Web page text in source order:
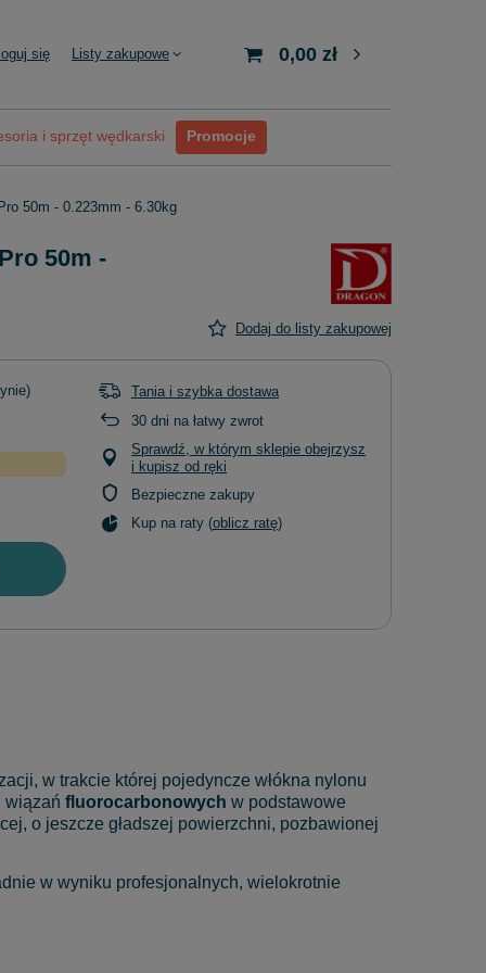
się Listy zakupowe 0,00 zł
i sprzęt wędkarski Promocje
50m - 0.223mm - 6.30kg
50m -
Dodaj do listy zakupowej
Tania i szybka dostawa
30 dni na łatwy zwrot
Sprawdź, w którym sklepie obejrzysz
i kupisz od ręki
Bezpieczne zakupy
Kup na raty (oblicz ratę)
w trakcie której pojedyncze włókna nylonu
wiązań fluorocarbonowych w podstawowe
o jeszcze gładszej powierzchni, pozbawionej
w wyniku profesjonalnych, wielokrotnie